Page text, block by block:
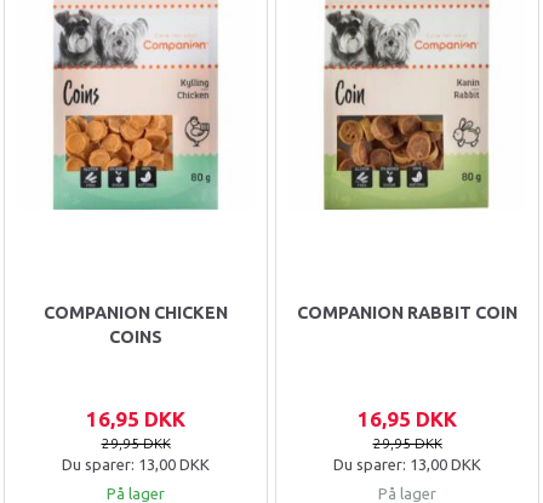
COMPANION CHICKEN
COINS
16,95 DKK
29,95 DKK
Du sparer: 13,00 DKK
På lager
COMPANION RABBIT COIN
16,95 DKK
29,95 DKK
Du sparer: 13,00 DKK
På lager